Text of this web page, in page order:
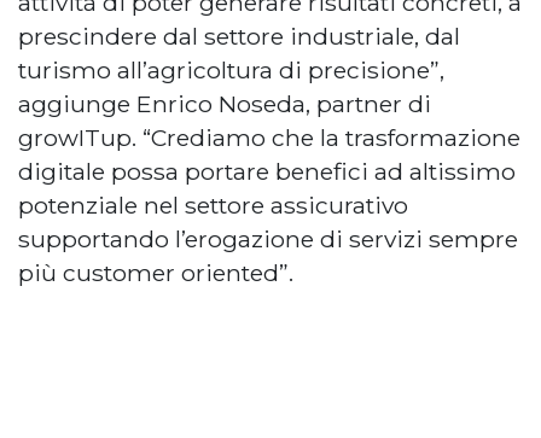
prescindere dal settore industriale, dal
turismo all’agricoltura di precisione”,
aggiunge Enrico Noseda, partner di
growITup. “Crediamo che la trasformazione
digitale possa portare benefici ad altissimo
potenziale nel settore assicurativo
supportando l’erogazione di servizi sempre
più customer oriented”.